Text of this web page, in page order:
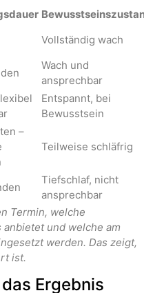
Vollständig wach
Wach und
ansprechbar
Entspannt, bei
Bewusstsein
–
Teilweise schläfrig
Tiefschlaf, nicht
ansprechbar
Termin, welche
und welche am
werden. Das zeigt,
ist.
Ergebnis